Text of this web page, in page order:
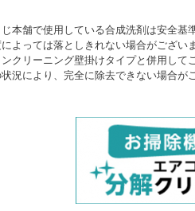
本舗で使用している合成洗剤は安全
よっては落としきれない場合がございま
クリーニング壁掛けタイプと併用して
況により、完全に除去できない場合が